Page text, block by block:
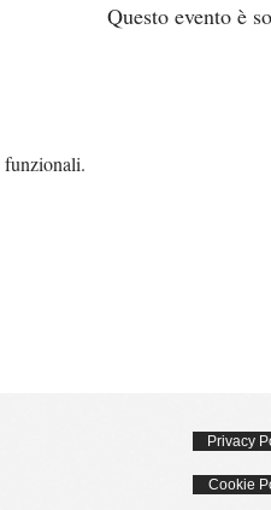
Questo evento è
funzionali.
Privacy
Cookie